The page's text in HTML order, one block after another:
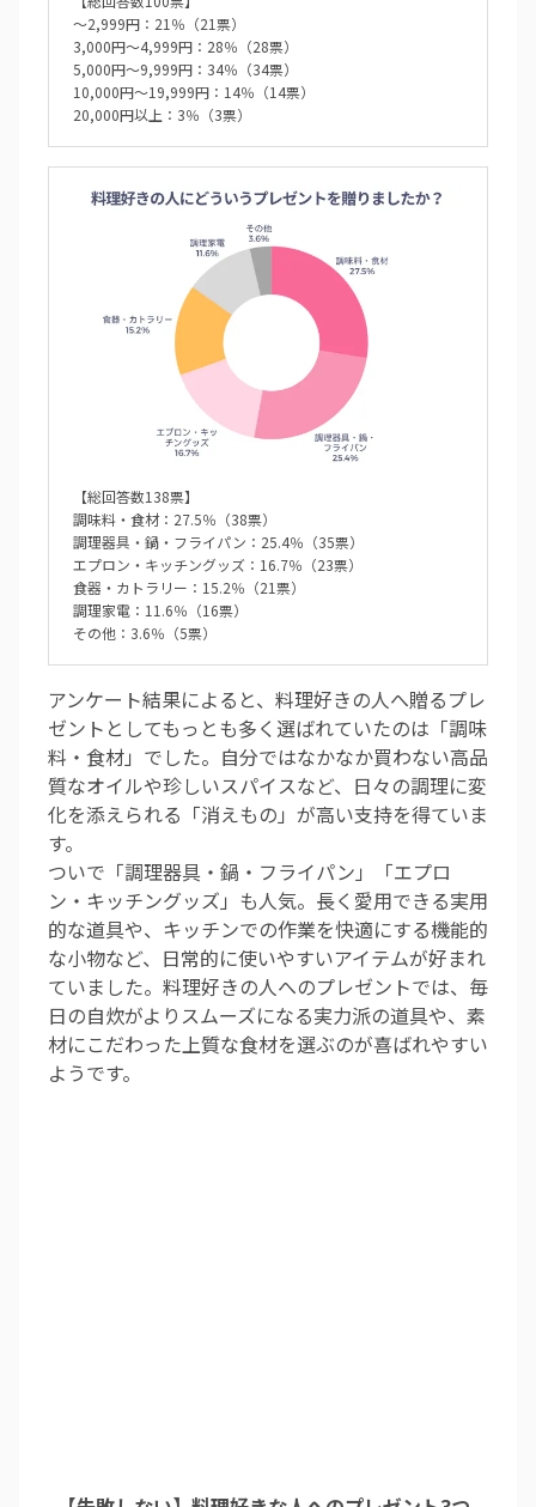
～2,999円：21％（21票）
3,000円～4,999円：28％（28票）
5,000円～9,999円：34％（34票）
10,000円～19,999円：14％（14票）
20,000円以上：3％（3票）
【総回答数138票】
調味料・食材：27.5％（38票）
調理器具・鍋・フライパン：25.4％（35票）
エプロン・キッチングッズ：16.7％（23票）
食器・カトラリー：15.2％（21票）
調理家電：11.6％（16票）
その他：3.6％（5票）
アンケート結果によると、料理好きの人へ贈るプレ
ゼントとしてもっとも多く選ばれていたのは「調味
料・食材」でした。自分ではなかなか買わない高品
質なオイルや珍しいスパイスなど、日々の調理に変
化を添えられる「消えもの」が高い支持を得ていま
す。
ついで「調理器具・鍋・フライパン」「エプロ
ン・キッチングッズ」も人気。長く愛用できる実用
的な道具や、キッチンでの作業を快適にする機能的
な小物など、日常的に使いやすいアイテムが好まれ
ていました。料理好きの人へのプレゼントでは、毎
日の自炊がよりスムーズになる実力派の道具や、素
材にこだわった上質な食材を選ぶのが喜ばれやすい
ようです。